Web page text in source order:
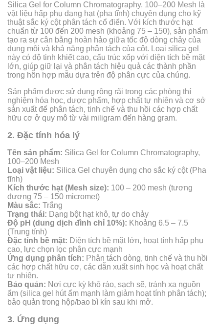
Silica Gel for Column Chromatography, 100–200 Mesh là
vật liệu hấp phụ dạng hạt (pha tĩnh) chuyên dụng cho kỹ
thuật sắc ký cột phân tách cổ điển. Với kích thước hạt
chuẩn từ 100 đến 200 mesh (khoảng 75 – 150), sản phẩm
tạo ra sự cân bằng hoàn hảo giữa tốc độ dòng chảy của
dung môi và khả năng phân tách của cột. Loại silica gel
này có độ tinh khiết cao, cấu trúc xốp với diện tích bề mặt
lớn, giúp giữ lại và phân tách hiệu quả các thành phần
trong hỗn hợp mẫu dựa trên độ phân cực của chúng.
Sản phẩm được sử dụng rộng rãi trong các phòng thí
nghiệm hóa học, dược phẩm, hợp chất tự nhiên và cơ sở
sản xuất để phân tách, tinh chế và thu hồi các hợp chất
hữu cơ ở quy mô từ vài miligram đến hàng gram.
2. Đặc tính hóa lý
Tên sản phẩm: Silica Gel for Column Chromatography,
100–200 Mesh
Loại vật liệu: Silica Gel chuyên dụng cho sắc ký cột (Pha
tĩnh)
Kích thước hạt (Mesh size): 100 – 200 mesh (tương
đương 75 – 150 micromet)
Màu sắc: Trắng
Trạng thái: Dạng bột hạt khô, tự do chảy
Độ pH (dung dịch đình chỉ 10%): Khoảng 6.5 – 7.5
(Trung tính)
Đặc tính bề mặt: Diện tích bề mặt lớn, hoạt tính hấp phụ
cao, lực chọn lọc phân cực mạnh
Ứng dụng phân tích: Phân tách dòng, tinh chế và thu hồi
các hợp chất hữu cơ, các dẫn xuất sinh học và hoạt chất
tự nhiên.
Bảo quản: Nơi cực kỳ khô ráo, sạch sẽ, tránh xa nguồn
ẩm (silica gel hút ẩm mạnh làm giảm hoạt tính phân tách);
bảo quản trong hộp/bao bì kín sau khi mở.
3. Ứng dụng